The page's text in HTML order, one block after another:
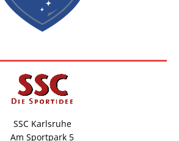
SSC Karlsruhe
Am Sportpark 5